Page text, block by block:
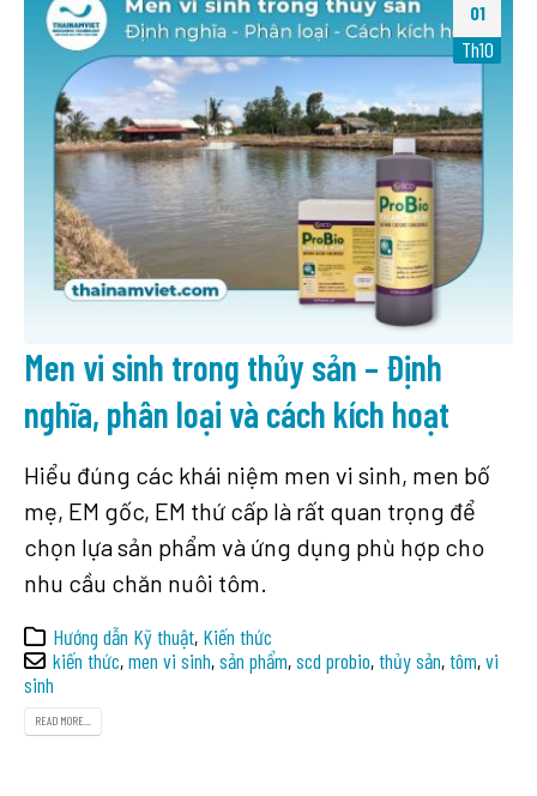
01
Th10
Men vi sinh trong thủy sản – Định
nghĩa, phân loại và cách kích hoạt
Hiểu đúng các khái niệm men vi sinh, men bố
mẹ, EM gốc, EM thứ cấp là rất quan trọng để
chọn lựa sản phẩm và ứng dụng phù hợp cho
nhu cầu chăn nuôi tôm.
Hướng dẫn Kỹ thuật, Kiến thức
kiến thức,men vi sinh,sản phẩm,scd probio,thủy sản,tôm,vi
sinh
READ MORE...